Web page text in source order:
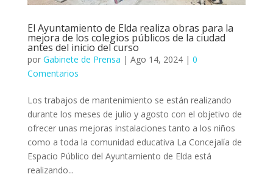
El Ayuntamiento de Elda realiza obras para la
mejora de los colegios públicos de la ciudad
antes del inicio del curso
por Gabinete de Prensa | Ago 14, 2024| 0
Comentarios
Los trabajos de mantenimiento se están realizando
durante los meses de julio y agosto con el objetivo de
ofrecer unas mejoras instalaciones tanto a los niños
como a toda la comunidad educativa La Concejalía de
Espacio Público del Ayuntamiento de Elda está
realizando...